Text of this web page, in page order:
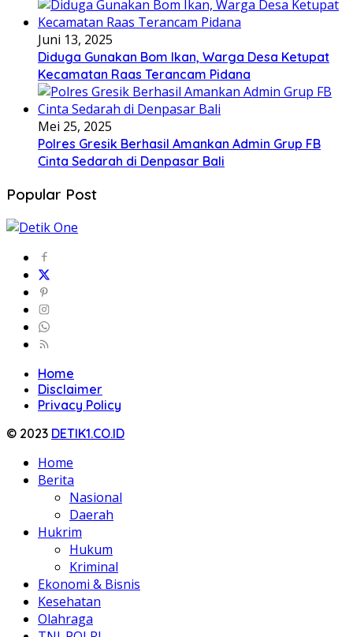
Juni 13, 2025
Diduga Gunakan Bom Ikan, Warga Desa Ketupat
Kecamatan Raas Terancam Pidana
Mei 25, 2025
Polres Gresik Berhasil Amankan Admin Grup FB
Cinta Sedarah di Denpasar Bali
Popular Post
Home
Disclaimer
Privacy Policy
© 2023 DETIK1.CO.ID
Home
Berita
Nasional
Daerah
Hukrim
Hukum
Kriminal
Ekonomi & Bisnis
Kesehatan
Olahraga